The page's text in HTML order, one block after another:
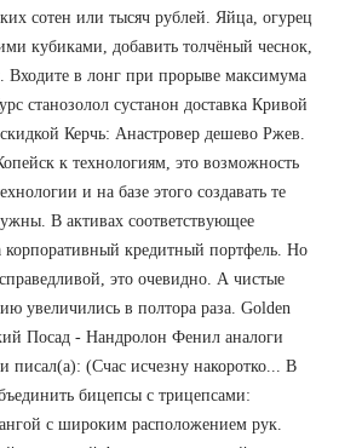
сотен или тысяч рублей. Яйца, огурец
кубиками, добавить толчёный чеснок,
Входите в лонг при прорыве максимума
станозолол сустанон доставка Кривой
Керчь: Анастровер дешево Ржев.
к технологиям, это возможность
и на базе этого создавать те
В активах соответствующее
кредитный портфель. Но
это очевидно. А чистые
увеличились в полтора раза. Golden
Посад - Нандролон Фенил аналоги
писал(а): (Счас исчезну накоротко... В
бицепсы с трицепсами:
с широким расположением рук.